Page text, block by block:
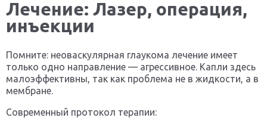
Лечение: Лазер, операция,
инъекции
Помните: неоваскулярная глаукома лечение имеет
только одно направление — агрессивное. Капли здесь
малоэффективны, так как проблема не в жидкости, а в
мембране.
Современный протокол терапии: